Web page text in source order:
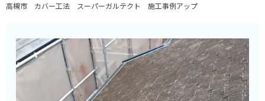
高槻市 カバー工法 スーパーガルテクト 施工事例アップ